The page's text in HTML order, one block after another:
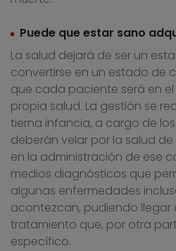
Puede que estar sano
La salud dejará de ser un
convertirse en un estado de
que cada paciente será en
propia salud. La gestión se
tierna infancia, a cargo de
deberán velar por la salud
en la administración de ese
medios diagnósticos que
algunas enfermedades
acontezcan, pudiendo llegar
tratamiento que, por otra
específico.